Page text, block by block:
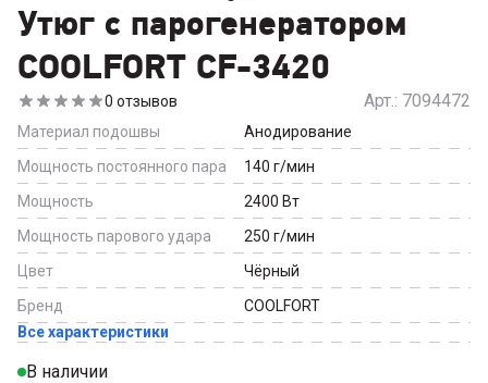
Утюг с парогенератором
COOLFORT CF-3420
0 отзывов Арт.: 7094472
Материал подошвы
Анодирование
Мощность постоянного пара
140 г/мин
Мощность
2400 Вт
Мощность парового удара
250 г/мин
Цвет
Чёрный
Бренд
COOLFORT
Все характеристики
В наличии